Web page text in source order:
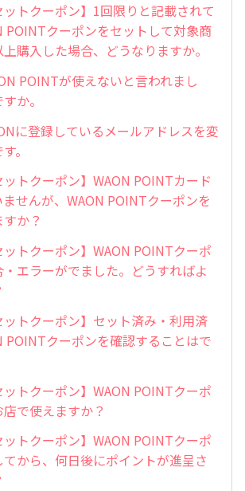
ットクーポン】1回限りと記載されて
POINTクーポンをセットして対象商
購入した場合、どうなりますか。
POINTが使えないと言われまし
か。
に登録しているメールアドレスを変
。
ットクーポン】WAON POINTカード
せんが、WAON POINTクーポンを
か？
ットクーポン】WAON POINTクーポ
・エラーがでました。どうすればよ
ットクーポン】セット済み・利用済
POINTクーポンを確認することはで
ットクーポン】WAON POINTクーポ
で使えますか？
ットクーポン】WAON POINTクーポ
てから、何日後にポイントが進呈さ